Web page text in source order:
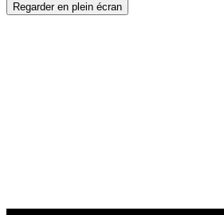
Regarder en plein écran